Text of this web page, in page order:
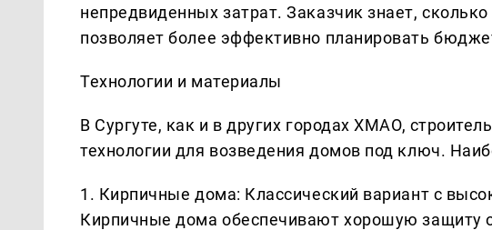
непредвиденных затрат. Заказчик знает,
позволяет более эффективно планировать
Технологии и материалы
В Сургуте, как и в других городах ХМАО,
технологии для возведения домов под ключ.
1. Кирпичные дома: Классический вариант с
Кирпичные дома обеспечивают хорошую защиту